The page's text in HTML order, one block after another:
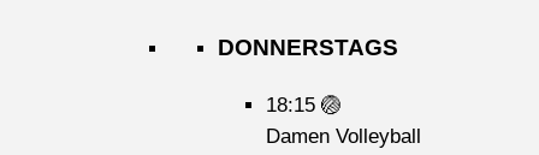
DONNERSTAGS
18:15🏐
Damen Volleyball